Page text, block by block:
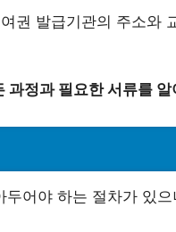
권 발급기관의 주소와
과정과 필요한 서류를
두어야 하는 절차가 있